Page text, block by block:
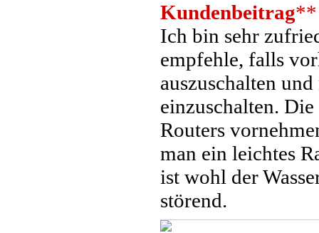
Kundenbeitrag**
Ich bin sehr
empfehle, falls
auszuschalten
einzuschalten.
Routers
man ein leichtes
ist wohl der
störend.